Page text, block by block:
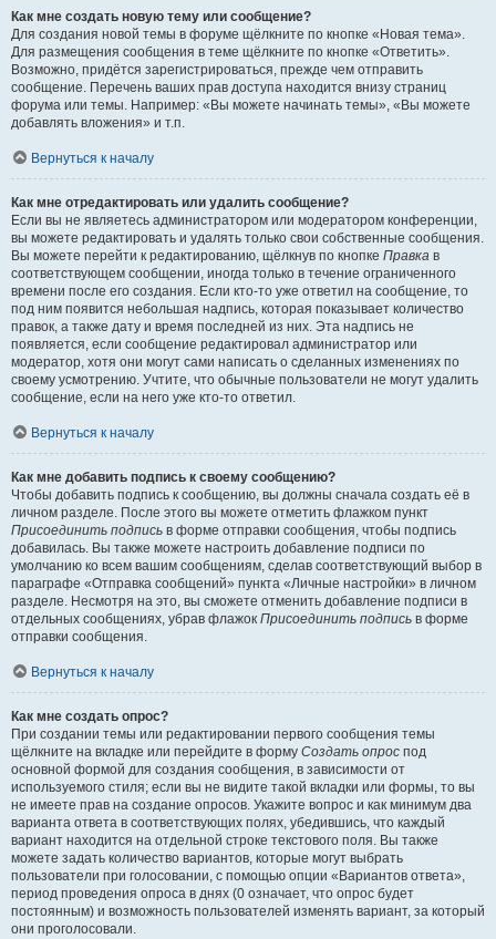
Как мне создать новую тему или сообщение?
Для создания новой темы в форуме щёлкните по кнопке «Новая тема».
Для размещения сообщения в теме щёлкните по кнопке «Ответить».
Возможно, придётся зарегистрироваться, прежде чем отправить
сообщение. Перечень ваших прав доступа находится внизу страниц
форума или темы. Например: «Вы можете начинать темы», «Вы можете
добавлять вложения» и т.п.
Вернуться к началу
Как мне отредактировать или удалить сообщение?
Если вы не являетесь администратором или модератором конференции,
вы можете редактировать и удалять только свои собственные сообщения.
Вы можете перейти к редактированию, щёлкнув по кнопке Правка в
соответствующем сообщении, иногда только в течение ограниченного
времени после его создания. Если кто-то уже ответил на сообщение, то
под ним появится небольшая надпись, которая показывает количество
правок, а также дату и время последней из них. Эта надпись не
появляется, если сообщение редактировал администратор или
модератор, хотя они могут сами написать о сделанных изменениях по
своему усмотрению. Учтите, что обычные пользователи не могут удалить
сообщение, если на него уже кто-то ответил.
Вернуться к началу
Как мне добавить подпись к своему сообщению?
Чтобы добавить подпись к сообщению, вы должны сначала создать её в
личном разделе. После этого вы можете отметить флажком пункт
Присоединить подпись в форме отправки сообщения, чтобы подпись
добавилась. Вы также можете настроить добавление подписи по
умолчанию ко всем вашим сообщениям, сделав соответствующий выбор в
параграфе «Отправка сообщений» пункта «Личные настройки» в личном
разделе. Несмотря на это, вы сможете отменить добавление подписи в
отдельных сообщениях, убрав флажок Присоединить подпись в форме
отправки сообщения.
Вернуться к началу
Как мне создать опрос?
При создании темы или редактировании первого сообщения темы
щёлкните на вкладке или перейдите в форму Создать опрос под
основной формой для создания сообщения, в зависимости от
используемого стиля; если вы не видите такой вкладки или формы, то вы
не имеете прав на создание опросов. Укажите вопрос и как минимум два
варианта ответа в соответствующих полях, убедившись, что каждый
вариант находится на отдельной строке текстового поля. Вы также
можете задать количество вариантов, которые могут выбрать
пользователи при голосовании, с помощью опции «Вариантов ответа»,
период проведения опроса в днях (0 означает, что опрос будет
постоянным) и возможность пользователей изменять вариант, за который
они проголосовали.